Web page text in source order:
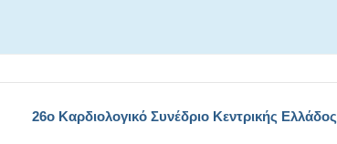
26o Καρδιολογικό Συνέδριο Κεντρικής Ελλάδος